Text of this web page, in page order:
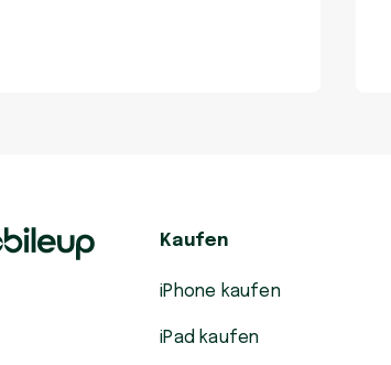
Kaufen
iPhone kaufen
iPad kaufen